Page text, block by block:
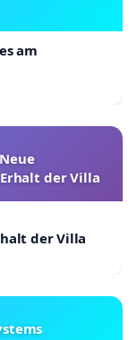
am
der Villa
der Villa